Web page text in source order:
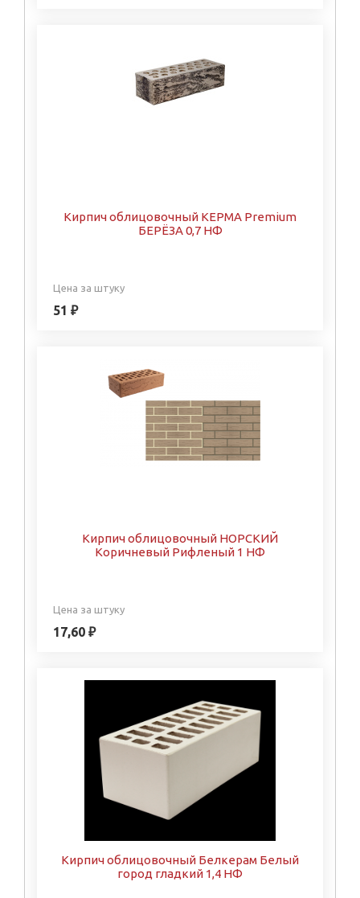
Кирпич облицовочный КЕРМА Premium
БЕРЁЗА 0,7 НФ
Цена за штуку
51 ₽
Кирпич облицовочный НОРСКИЙ
Коричневый Рифленый 1 НФ
Цена за штуку
17,60 ₽
Кирпич облицовочный Белкерам Белый
город гладкий 1,4 НФ